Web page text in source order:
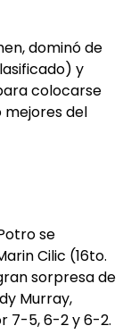
dominó de
y
colocarse
del
se
Cilic (16to.
sorpresa de
Murray,
7-5, 6-2 y 6-2.